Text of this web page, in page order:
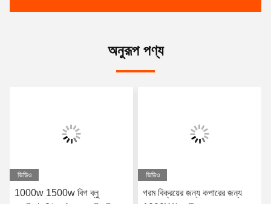
অনুরূপ পণ্য
গরম বিক্রয়ের জন্য কপারের জন্য
৮০০ ওয়াট বায়ু শীতল ফাইবার